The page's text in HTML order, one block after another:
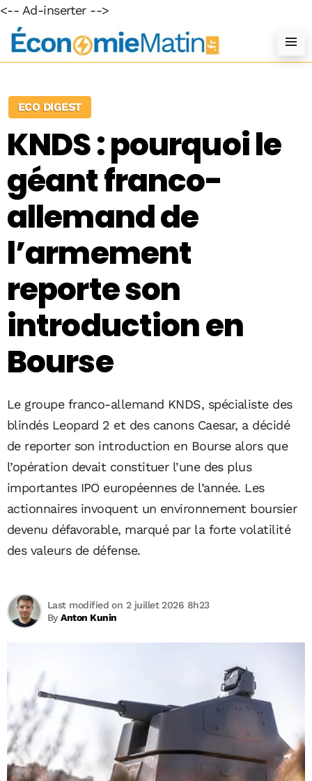
<-- Ad-inserter -->
ECO DIGEST
KNDS : pourquoi le
géant franco-
allemand de
l’armement
reporte son
introduction en
Bourse
Le groupe franco-allemand KNDS, spécialiste des
blindés Leopard 2 et des canons Caesar, a décidé
de reporter son introduction en Bourse alors que
l’opération devait constituer l’une des plus
importantes IPO européennes de l’année. Les
actionnaires invoquent un environnement boursier
devenu défavorable, marqué par la forte volatilité
des valeurs de défense.
ByAnton Kunin
Last modified on 2 juillet 2026 8h23